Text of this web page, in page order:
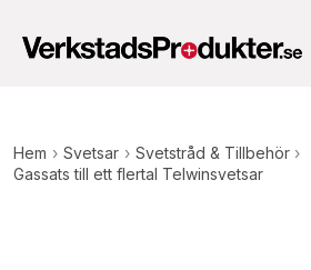
Hem › Svetsar › Svetstråd & Tillbehör ›
Gassats till ett flertal Telwinsvetsar